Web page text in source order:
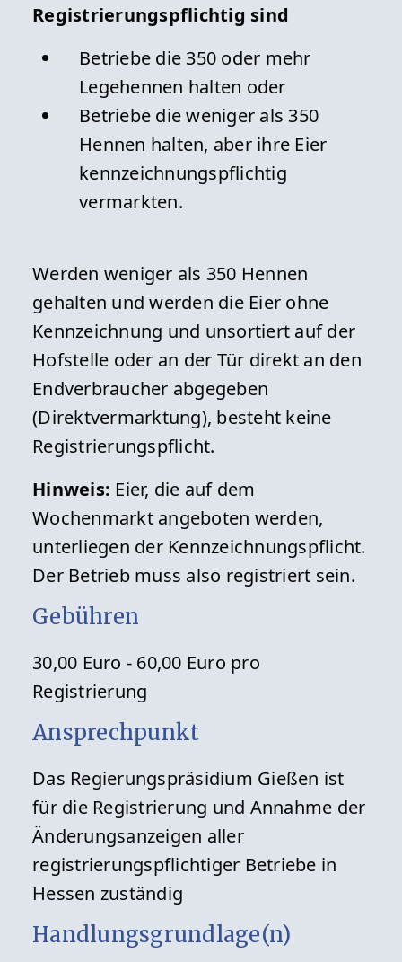
Telefon: +49 641 303-0
E-Mail:AbtV@rpgi.hessen.de
Öffnungszeiten
Das Regierungspräsidium Gießen ist
täglich telefonisch erreichbar:
Uhr
Freitags 08:00 - 15:00 Uhr
Hinweis: Für einen persönlichen
Besuch vereinbaren Sie bitte einen
Termin.
Registrierungspflichtig sind
Betriebe die 350 oder mehr
Legehennen halten oder
Betriebe die weniger als 350
Hennen halten, aber ihre Eier
kennzeichnungspflichtig
vermarkten.
Werden weniger als 350 Hennen
gehalten und werden die Eier ohne
Kennzeichnung und unsortiert auf der
Hofstelle oder an der Tür direkt an den
Endverbraucher abgegeben
(Direktvermarktung), besteht keine
Registrierungspflicht.
Hinweis: Eier, die auf dem
Wochenmarkt angeboten werden,
unterliegen der Kennzeichnungspflicht.
Der Betrieb muss also registriert sein.
Gebühren
30,00 Euro - 60,00 Euro pro
Registrierung
Ansprechpunkt
Das Regierungspräsidium Gießen ist
für die Registrierung und Annahme der
Änderungsanzeigen aller
registrierungspflichtiger Betriebe in
Hessen zuständig
Handlungsgrundlage(n)